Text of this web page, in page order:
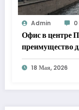
Admin 0
Офис в центре
преимущество
18 Мая, 2026